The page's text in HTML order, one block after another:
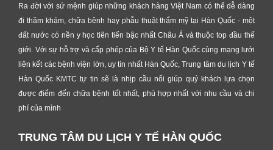
Ra đời với sứ mệnh giúp những khách hàng Việt Nam có thể dễ dàng
đi thăm khám, chữa bệnh hay phẫu thuật thẩm mỹ tại Hàn Quốc - một
đất nước có nền y học tiên tiến bậc nhất Châu Á và thuộc top đầu thế
giới. Với sự hỗ trợ và cấp phép của Bộ Y tế Hàn Quốc cùng mạng lưới
liên kết các bệnh viện lớn, uy tín nhất Hàn Quốc, Trung tâm du lịch Y tế
Hàn Quốc KMTC tự tin sẽ là nhịp cầu nối giúp quý khách lựa chọn
được điểm đến chữa bệnh tốt nhất, phù hợp nhất với nhu cầu và chi
phí của mình
TRUNG TÂM DU LỊCH Y TẾ HÀN QUỐC